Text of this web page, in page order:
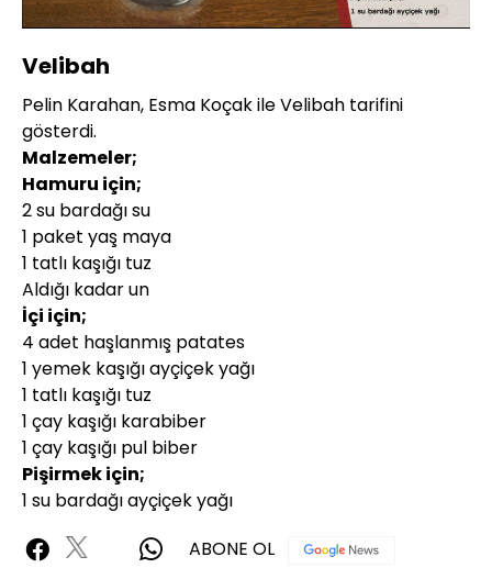
Sesi
Aç
480P
Oynatma
Hızı
Velibah
Pelin Karahan, Esma Koçak ile Velibah tarifini
gösterdi.
Malzemeler;
Hamuru için;
2 su bardağı su
1 paket yaş maya
1 tatlı kaşığı tuz
Aldığı kadar un
İçi için;
4 adet haşlanmış patates
1 yemek kaşığı ayçiçek yağı
1 tatlı kaşığı tuz
1 çay kaşığı karabiber
1 çay kaşığı pul biber
Pişirmek için;
1 su bardağı ayçiçek yağı
ABONE OL